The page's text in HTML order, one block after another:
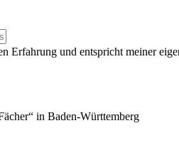
Erfahrung und entspricht meiner
in Baden-Württemberg